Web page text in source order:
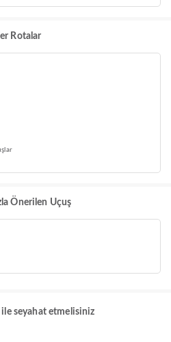
Rotalar
Önerilen Uçuş
seyahat etmelisiniz